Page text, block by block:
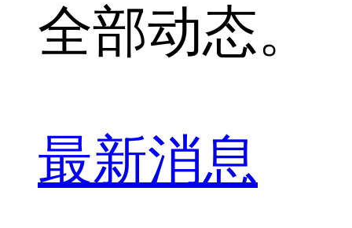
全部动态。
最新消息